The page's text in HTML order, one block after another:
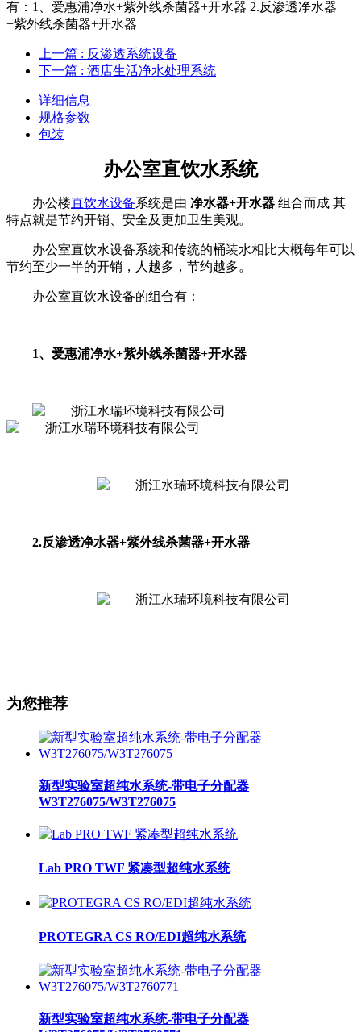
有：1、爱惠浦净水+紫外线杀菌器+开水器 2.反渗透净水器
+紫外线杀菌器+开水器
上一篇 : 反渗透系统设备
下一篇 : 酒店生活净水处理系统
详细信息
规格参数
包装
办公室直饮水系统
办公楼直饮水设备系统是由 净水器+开水器 组合而成 其
特点就是节约开销、安全及更加卫生美观。
办公室直饮水设备系统和传统的桶装水相比大概每年可以
节约至少一半的开销，人越多，节约越多。
办公室直饮水设备的组合有：
1、爱惠浦净水+紫外线杀菌器+开水器
2.反渗透净水器+紫外线杀菌器+开水器
为您推荐
新型实验室超纯水系统-带电子分配器
W3T276075/W3T276075
Lab PRO TWF 紧凑型超纯水系统
PROTEGRA CS RO/EDI超纯水系统
新型实验室超纯水系统-带电子分配器